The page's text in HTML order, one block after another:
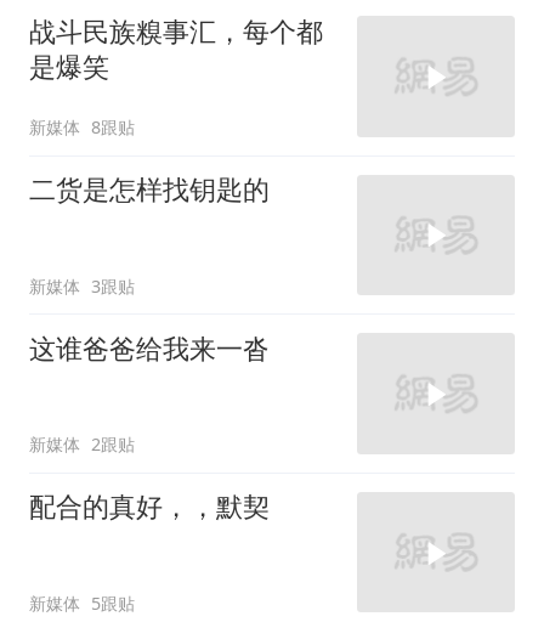
战斗民族糗事汇，每个都
是爆笑
新媒体 8跟贴
二货是怎样找钥匙的
新媒体 3跟贴
这谁爸爸给我来一沓
新媒体 2跟贴
配合的真好，，默契
新媒体 5跟贴